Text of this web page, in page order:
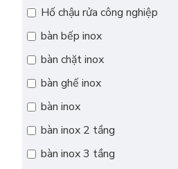
Kệ để giày dép
Lồng chó mèo
Hố chậu rửa công nghiệp
bàn bếp inox
bàn chặt inox
bàn ghế inox
bàn inox
bàn inox 2 tầng
bàn inox 3 tầng